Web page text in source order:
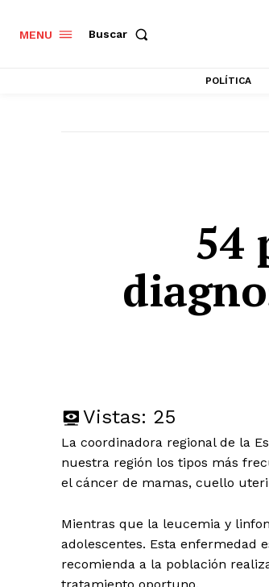
MENU Buscar
POLÍTICA
54
Vistas: 25
La coordinadora regional de la
nuestra región los tipos más
el cáncer de mamas, cuello
Mientras que la leucemia y
adolescentes. Esta enfermedad
recomienda a la población